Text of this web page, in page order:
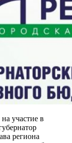
участие в
региона